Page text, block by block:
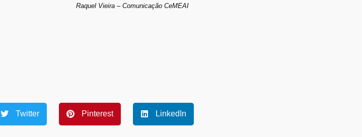
Raquel Vieira – Comunicação CeMEAI
Twitter Pinterest LinkedIn